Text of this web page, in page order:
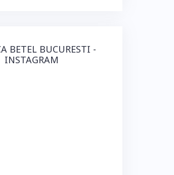
BETEL BUCURESTI -
INSTAGRAM